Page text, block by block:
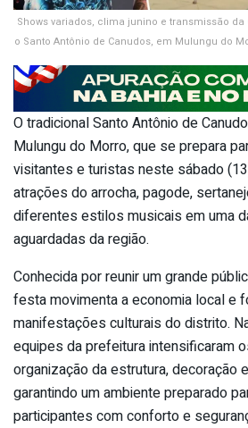
Shows variados, clima junino e transmissão
o Santo Antônio de Canudos, em Mulungu do
O tradicional Santo Antônio de
Mulungu do Morro, que se prepara
visitantes e turistas neste sábado
atrações do arrocha, pagode,
diferentes estilos musicais em uma
aguardadas da região.
Conhecida por reunir um grande
festa movimenta a economia local e
manifestações culturais do distrito.
equipes da prefeitura intensificaram
organização da estrutura, decoração
garantindo um ambiente preparado
participantes com conforto e